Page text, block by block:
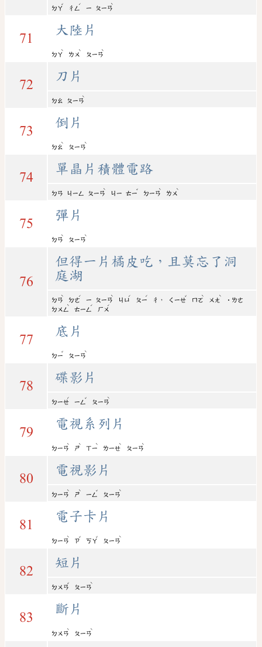
ㄉㄚ
ˇ
ㄔㄥ
ˊ
ㄧ ㄆㄧㄢ
ˋ
71
大陸片
ㄉㄚ
ˋ
ㄌㄨ
ˋ
ㄆㄧㄢ
ˋ
72
刀片
ㄉㄠ ㄆㄧㄢ
ˋ
73
倒片
ㄉㄠ
ˋ
ㄆㄧㄢ
ˋ
74
單晶片積體電路
ㄉㄢ ㄐㄧㄥ ㄆㄧㄢ
ˋ
ㄐㄧ ㄊㄧ
ˇ
ㄉㄧㄢ
ˋ
ㄌㄨ
ˋ
75
彈片
ㄉㄢ
ˋ
ㄆㄧㄢ
ˋ
76
但得一片橘皮吃，且莫忘了洞
庭湖
ㄉㄢ
ˋ
ㄉㄜ
ˊ
ㄧ ㄆㄧㄢ
ˋ
ㄐㄩ
ˊ
ㄆㄧ
ˊ
ㄔ ， ㄑㄧㄝ
ˇ
ㄇㄛ
ˋ
ㄨㄤ
ˋ
˙ㄌㄜ
ㄉㄨㄥ
ˋ
ㄊㄧㄥ
ˊ
ㄏㄨ
ˊ
77
底片
ㄉㄧ
ˇ
ㄆㄧㄢ
ˋ
78
碟影片
ㄉㄧㄝ
ˊ
ㄧㄥ
ˇ
ㄆㄧㄢ
ˋ
79
電視系列片
ㄉㄧㄢ
ˋ
ㄕ
ˋ
ㄒㄧ
ˋ
ㄌㄧㄝ
ˋ
ㄆㄧㄢ
ˋ
80
電視影片
ㄉㄧㄢ
ˋ
ㄕ
ˋ
ㄧㄥ
ˇ
ㄆㄧㄢ
ˋ
81
電子卡片
ㄉㄧㄢ
ˋ
ㄗ
ˇ
ㄎㄚ
ˇ
ㄆㄧㄢ
ˋ
82
短片
ㄉㄨㄢ
ˇ
ㄆㄧㄢ
ˋ
83
斷片
ㄉㄨㄢ
ˋ
ㄆㄧㄢ
ˋ